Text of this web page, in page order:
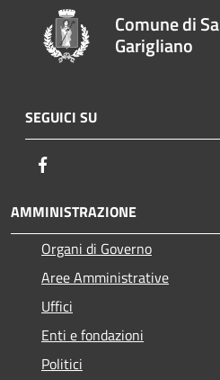
Comune di
Garigliano
SEGUICI SU
AMMINISTRAZIONE
Organi di Governo
Aree Amministrative
Uffici
Enti e fondazioni
Politici